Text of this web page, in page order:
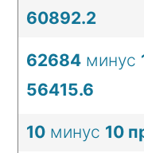
60892.2
62684 минус
56415.6
10 минус 10